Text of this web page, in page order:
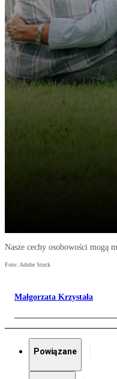
Nasze cechy osobowości mogą
Foto: Adobe Stock
Małgorzata Krzystała
Powiązane